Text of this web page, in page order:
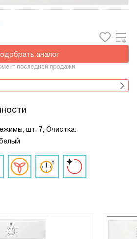
аналог
последней продажи
шт: 7, Очистка: